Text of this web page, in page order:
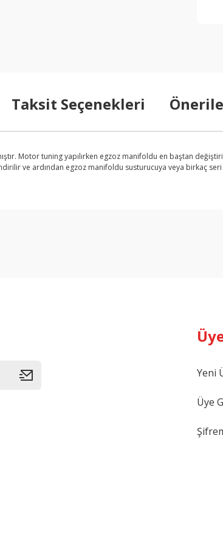
Taksit Seçenekleri
Motor tuning yapılırken egzoz manifoldu en baştan
ve ardından egzoz manifoldu susturucuya veya birkaç
Yeni
Üye